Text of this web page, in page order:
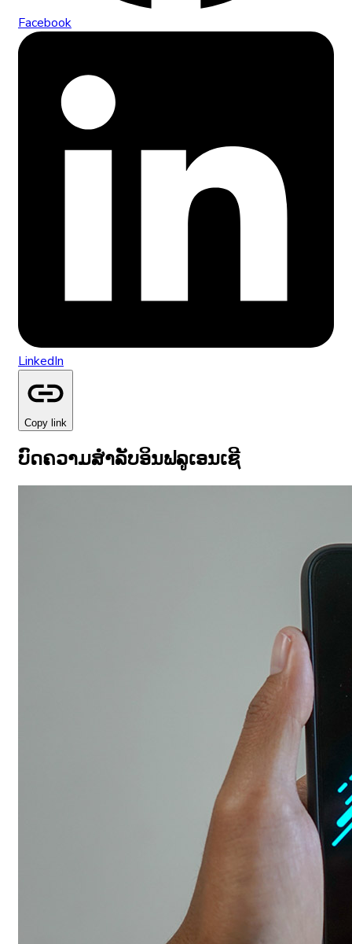
Facebook
LinkedIn
Copy link
ບົດຄວາມສຳລັບອິນຟລູເອນເຊີ